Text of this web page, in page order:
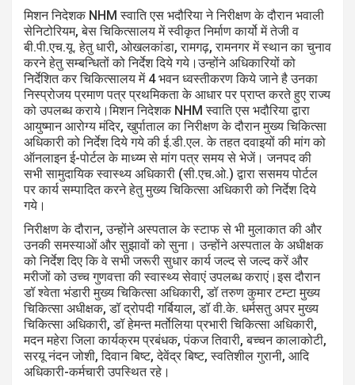
मिशन निदेशक NHM स्वाति एस भदौरिया ने निरीक्षण के दौरान भवाली
सेनिटोरियम, बेस चिकित्सालय में स्वीकृत निर्माण कार्यो में तेजी व
बी.पी.एच.यू. हेतु धारी, ओखलकांडा, रामगढ़, रामनगर में स्थान का चुनाव
करने हेतु सम्बन्धितों को निर्देश दिये गये।उन्होंने अधिकारियों को
निर्देशित कर चिकित्सालय में 4 भवन ध्वस्तीकरण किये जाने है उनका
निस्प्रोजय प्रमाण पत्र प्रथमिकता के आधार पर प्राप्त करते हुए राज्य
को उपलब्ध कराये।मिशन निदेशक NHM स्वाति एस भदौरिया द्वारा
आयुष्मान आरोग्य मंदिर, खुर्पाताल का निरीक्षण के दौरान मुख्य चिकित्सा
अधिकारी को निर्देश दिये गये की ई.डी.एल. के तहत दवाइयों की मांग को
ऑनलाइन ई-पोर्टल के माध्य्म से मांग पत्र समय से भेजें। जनपद की
सभी सामुदायिक स्वास्थ्य अधिकारी (सी.एच.ओ.) द्वारा ससमय पोर्टल
पर कार्य सम्पादित करने हेतु मुख्य चिकित्सा अधिकारी को निर्देश दिये
गये।
निरीक्षण के दौरान, उन्होंने अस्पताल के स्टाफ से भी मुलाकात की और
उनकी समस्याओं और सुझावों को सुना। उन्होंने अस्पताल के अधीक्षक
को निर्देश दिए कि वे सभी जरूरी सुधार कार्य जल्द से जल्द करें और
मरीजों को उच्च गुणवत्ता की स्वास्थ्य सेवाएं उपलब्ध कराएं।इस दौरान
डॉ श्वेता भंडारी मुख्य चिकित्सा अधिकारी, डॉ तरुण कुमार टम्टा मुख्य
चिकित्सा अधीक्षक, डॉ द्रोपदी गर्बियाल, डॉ वी.के. धर्मसतु अपर मुख्य
चिकित्सा अधिकारी, डॉ हेमन्त मर्तोलिया प्रभारी चिकित्सा अधिकारी,
मदन महेरा जिला कार्यक्रम प्रबंधक, पंकज तिवारी, बच्चन कालाकोटी,
सरयू नंदन जोशी, दिवान बिष्ट, देवेंद्र बिष्ट, स्वतिशील गुरानी, आदि
अधिकारी-कर्मचारी उपस्थित रहे।